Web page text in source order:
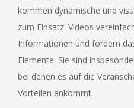
kommen dynamische und
zum Einsatz. Videos
Informationen und fördern
Elemente. Sie sind
bei denen es auf die
Vorteilen ankommt.